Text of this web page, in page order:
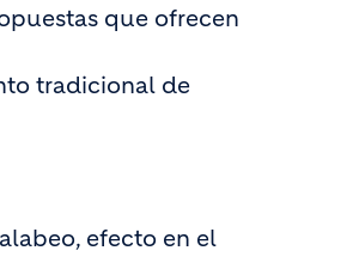
que ofrecen
tradicional de
efecto en el